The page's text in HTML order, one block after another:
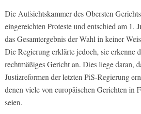
Die Aufsichtskammer des Obersten
eingereichten Proteste und entschied am 1.
das Gesamtergebnis der Wahl in keiner
Die Regierung erklärte jedoch, sie erkenne
rechtmäßiges Gericht an. Dies liege daran,
Justizreformen der letzten PiS-Regierung
denen viele von europäischen Gerichten in
seien.